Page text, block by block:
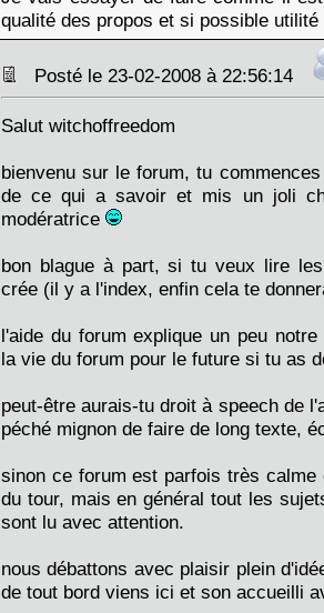
qualité des propos et si possible
Posté le 23-02-2008 à 22:56:14
Salut witchoffreedom
bienvenu sur le forum, tu
de ce qui a savoir et mis un joli
modératrice
bon blague à part, si tu veux lire
crée (il y a l'index, enfin cela te
l'aide du forum explique un peu
la vie du forum pour le future si tu as
peut-être aurais-tu droit à speech de
péché mignon de faire de long texte,
sinon ce forum est parfois très calme
du tour, mais en général tout les
sont lu avec attention.
nous débattons avec plaisir plein
de tout bord viens ici et son accueilli